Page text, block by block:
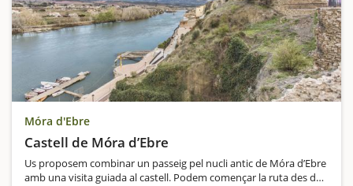
Móra d'Ebre
Castell de Móra d’Ebre
Us proposem combinar un passeig pel nucli antic de Móra d’Ebre
amb una visita guiada al castell. Podem començar la ruta des de